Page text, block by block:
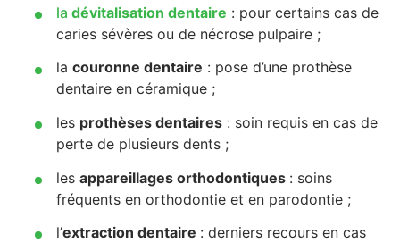
la dévitalisation dentaire : pour certains cas de
caries sévères ou de nécrose pulpaire ;
la couronne dentaire : pose d’une prothèse
dentaire en céramique ;
les prothèses dentaires : soin requis en cas de
perte de plusieurs dents ;
les appareillages orthodontiques : soins
fréquents en orthodontie et en parodontie ;
l’extraction dentaire : derniers recours en cas